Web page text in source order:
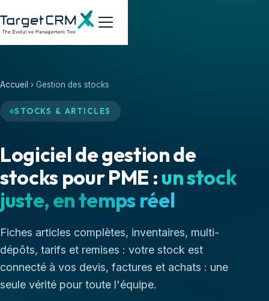
Accueil › Gestion des stocks
STOCKS & ARTICLES
Logiciel de gestion de
stocks pour PME :un stock
juste, en temps réel
Fiches articles complètes, inventaires, multi-
dépôts, tarifs et remises : votre stock est
connecté à vos devis, factures et achats : une
seule vérité pour toute l'équipe.